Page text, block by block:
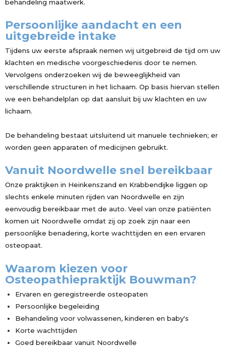
behandeling maatwerk.
Persoonlijke aandacht en een
uitgebreide intake
Tijdens uw eerste afspraak nemen wij uitgebreid de tijd om uw
klachten en medische voorgeschiedenis door te nemen.
Vervolgens onderzoeken wij de beweeglijkheid van
verschillende structuren in het lichaam. Op basis hiervan stellen
we een behandelplan op dat aansluit bij uw klachten en uw
lichaam.
De behandeling bestaat uitsluitend uit manuele technieken; er
worden geen apparaten of medicijnen gebruikt.
Vanuit Noordwelle snel bereikbaar
Onze praktijken in Heinkenszand en Krabbendijke liggen op
slechts enkele minuten rijden van Noordwelle en zijn
eenvoudig bereikbaar met de auto. Veel van onze patiënten
komen uit Noordwelle omdat zij op zoek zijn naar een
persoonlijke benadering, korte wachttijden en een ervaren
osteopaat.
Waarom kiezen voor
Osteopathiepraktijk Bouwman?
Ervaren en geregistreerde osteopaten
Persoonlijke begeleiding
Behandeling voor volwassenen, kinderen en baby's
Korte wachttijden
Goed bereikbaar vanuit Noordwelle